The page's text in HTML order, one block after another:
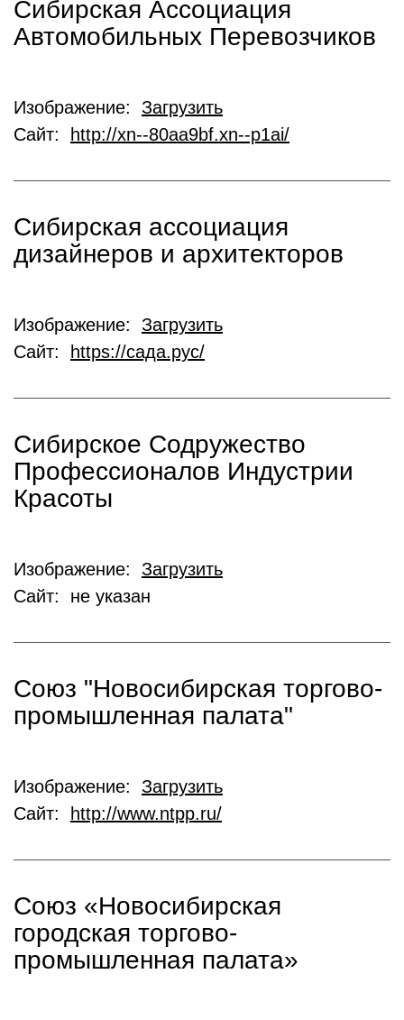
Сибирская Ассоциация
Автомобильных Перевозчиков
Изображение: Загрузить
Сайт:
http://xn--80aa9bf.xn--p1ai/
Сибирская ассоциация
дизайнеров и архитекторов
Изображение: Загрузить
Сайт:
https://сада.рус/
Сибирское Содружество
Профессионалов Индустрии
Красоты
Изображение: Загрузить
Сайт: не указан
Союз "Новосибирская торгово-
промышленная палата"
Изображение: Загрузить
Сайт:
http://www.ntpp.ru/
Союз «Новосибирская
городская торгово-
промышленная палата»